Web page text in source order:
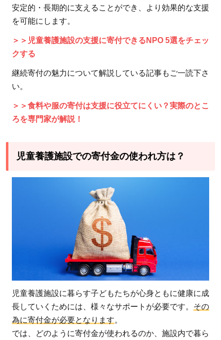
安定的・長期的に支えることができ、より効果的な支援
を可能にします。
＞＞児童養護施設の支援に寄付できるNPO 5選をチェッ
クする
継続寄付の魅力について解説している記事もご一読下さ
い。
＞＞食料や服の寄付は支援に役立てにくい？実際のとこ
ろを専門家が解説！
児童養護施設での寄付金の使われ方は？
児童養護施設に暮らす子どもたちが心身ともに健康に成
長していくためには、様々なサポートが必要です。 その
為に寄付金が必要となります。
では、どのように寄付金が使われるのか、施設内で暮ら